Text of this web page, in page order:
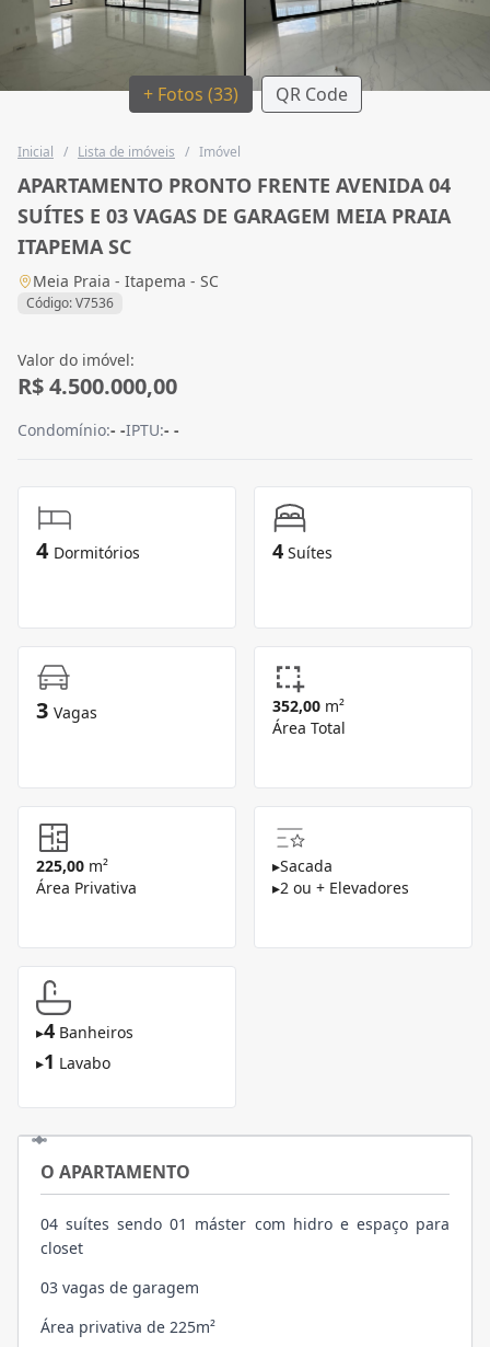
+ Fotos (33) QR Code
Inicial / Lista de imóveis / Imóvel
APARTAMENTO PRONTO FRENTE AVENIDA 04
SUÍTES E 03 VAGAS DE GARAGEM MEIA PRAIA
ITAPEMA SC
Meia Praia - Itapema - SC
Código: V7536
Valor do imóvel:
R$ 4.500.000,00
Condomínio:- -IPTU:- -
4 Dormitórios 4 Suítes
3 Vagas 352,00 m²
Área Total
225,00 m²
Área Privativa
▸Sacada
▸2 ou + Elevadores
▸4 Banheiros
▸1 Lavabo
O APARTAMENTO
04 suítes sendo 01 máster com hidro e espaço para
closet
03 vagas de garagem
Área privativa de 225m²